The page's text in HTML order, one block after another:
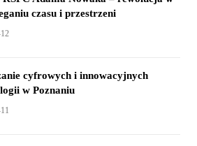
czasu i przestrzeni
cyfrowych i innowacyjnych
w Poznaniu